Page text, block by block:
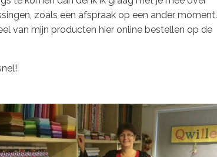
zoals een afspraak op een ander moment.
van mijn producten hier online bestellen op de